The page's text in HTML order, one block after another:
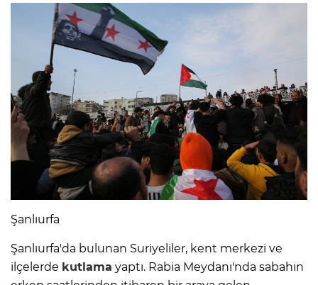
Şanlıurfa
Şanlıurfa'da bulunan Suriyeliler, kent merkezi ve
ilçelerde kutlama yaptı. Rabia Meydanı'nda sabahın